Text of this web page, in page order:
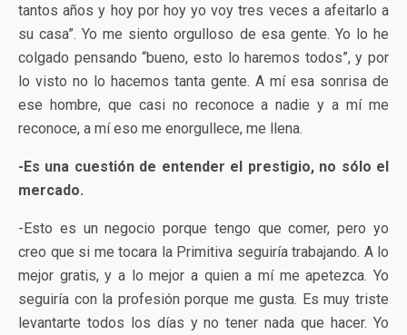
tantos años y hoy por hoy yo voy tres veces a afeitarlo a
su casa”. Yo me siento orgulloso de esa gente. Yo lo he
colgado pensando “bueno, esto lo haremos todos”, y por
lo visto no lo hacemos tanta gente. A mí esa sonrisa de
ese hombre, que casi no reconoce a nadie y a mí me
reconoce, a mí eso me enorgullece, me llena.
-Es una cuestión de entender el prestigio, no sólo el
mercado.
-Esto es un negocio porque tengo que comer, pero yo
creo que si me tocara la Primitiva seguiría trabajando. A lo
mejor gratis, y a lo mejor a quien a mí me apetezca. Yo
seguiría con la profesión porque me gusta. Es muy triste
levantarte todos los días y no tener nada que hacer. Yo